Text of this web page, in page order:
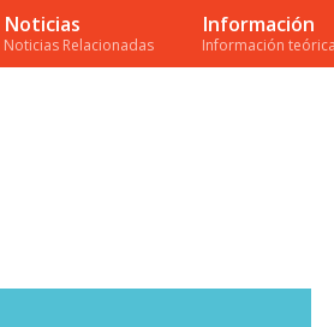
Noticias
Noticias Relacionadas
Información
Información